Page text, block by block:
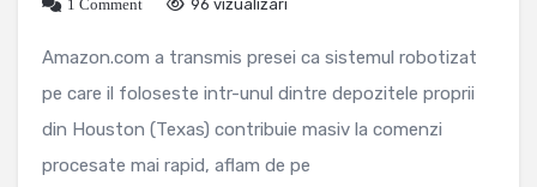
1 Comment 96 vizualizari
Amazon.com a transmis presei ca sistemul robotizat
pe care il foloseste intr-unul dintre depozitele proprii
din Houston (Texas) contribuie masiv la comenzi
procesate mai rapid, aflam de pe